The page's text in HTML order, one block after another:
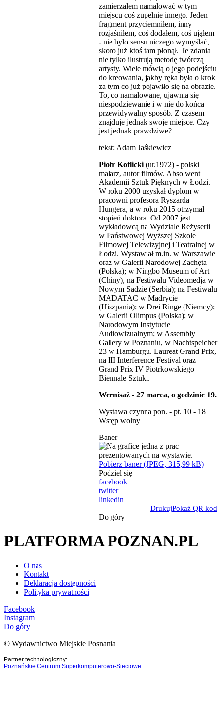
zamierzałem namalować w tym
miejscu coś zupełnie innego. Jeden
fragment przyciemniłem, inny
rozjaśniłem, coś dodałem, coś ująłem
- nie było sensu niczego wymyślać,
skoro już ktoś tam płonął. Te zdania
nie tylko ilustrują metodę twórczą
artysty. Wiele mówią o jego podejściu
do kreowania, jakby ręka była o krok
za tym co już pojawiło się na obrazie.
To, co namalowane, ujawnia się
niespodziewanie i w nie do końca
przewidywalny sposób. Z czasem
znajduje jednak swoje miejsce. Czy
jest jednak prawdziwe?
tekst: Adam Jaśkiewicz
Piotr Kotlicki (ur.1972) - polski
malarz, autor filmów. Absolwent
Akademii Sztuk Pięknych w Łodzi.
W roku 2000 uzyskał dyplom w
pracowni profesora Ryszarda
Hungera, a w roku 2015 otrzymał
stopień doktora. Od 2007 jest
wykładowcą na Wydziale Reżyserii
w Państwowej Wyższej Szkole
Filmowej Telewizyjnej i Teatralnej w
Łodzi. Wystawiał m.in. w Warszawie
oraz w Galerii Narodowej Zachęta
(Polska); w Ningbo Museum of Art
(Chiny), na Festiwalu Videomedja w
Nowym Sadzie (Serbia); na Festiwalu
MADATAC w Madrycie
(Hiszpania); w Drei Ringe (Niemcy);
w Galerii Olimpus (Polska); w
Narodowym Instytucie
Audiowizualnym; w Assembly
Gallery w Poznaniu, w Nachtspeicher
23 w Hamburgu. Laureat Grand Prix,
na III Interference Festival oraz
Grand Prix IV Piotrkowskiego
Biennale Sztuki.
Wernisaż - 27 marca, o godzinie 19.
Wystawa czynna pon. - pt. 10 - 18
Wstęp wolny
Baner
Pobierz baner (JPEG, 315,99 kB)
Podziel się
facebook
twitter
linkedin
DrukujPokaż QR kod
Do góry
PLATFORMA POZNAN.PL
O nas
Kontakt
Deklaracja dostępności
Polityka prywatności
Facebook
Instagram
Do góry
© Wydawnictwo Miejskie Posnania
Partner technologiczny:
Poznańskie Centrum Superkomputerowo-Sieciowe